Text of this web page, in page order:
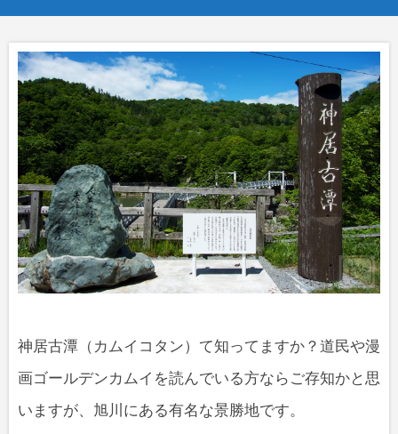
神居古潭（カムイコタン）て知ってますか？道民や漫
画ゴールデンカムイを読んでいる方ならご存知かと思
いますが、旭川にある有名な景勝地です。